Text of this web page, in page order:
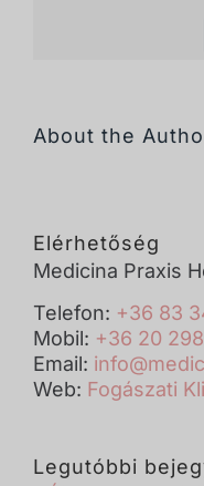
About the
Elérhetőség
Medicina Praxis
Telefon: +36 83
Mobil: +36 20
Email:
Web: Fogászati
Legutóbbi